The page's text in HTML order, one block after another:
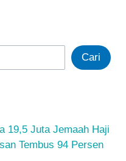
Cari
19,5 Juta Jemaah Haji
Tembus 94 Persen